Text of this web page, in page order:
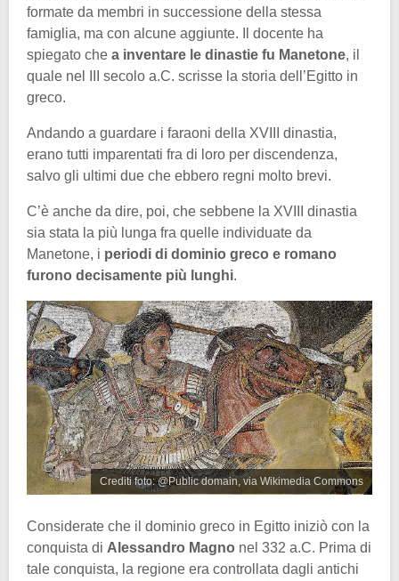
formate da membri in successione della stessa
famiglia, ma con alcune aggiunte. Il docente ha
spiegato che a inventare le dinastie fu Manetone, il
quale nel III secolo a.C. scrisse la storia dell’Egitto in
greco.
Andando a guardare i faraoni della XVIII dinastia,
erano tutti imparentati fra di loro per discendenza,
salvo gli ultimi due che ebbero regni molto brevi.
C’è anche da dire, poi, che sebbene la XVIII dinastia
sia stata la più lunga fra quelle individuate da
Manetone, i periodi di dominio greco e romano
furono decisamente più lunghi.
Crediti foto: @Public domain, via Wikimedia Commons
Considerate che il dominio greco in Egitto iniziò con la
conquista di Alessandro Magno nel 332 a.C. Prima di
tale conquista, la regione era controllata dagli antichi